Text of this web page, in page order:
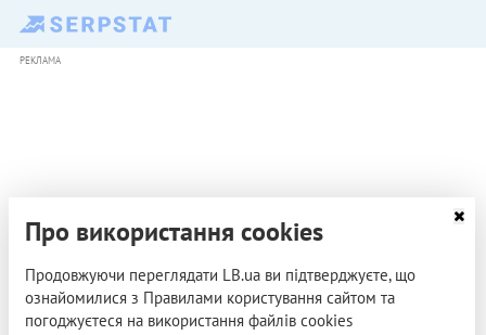
РЕКЛАМА
Про використання cookies
Продовжуючи переглядати LB.ua ви підтверджуєте, що
ознайомилися з Правилами користування сайтом та
погоджуєтеся на використання файлів cookies